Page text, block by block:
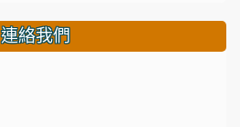
連絡我們